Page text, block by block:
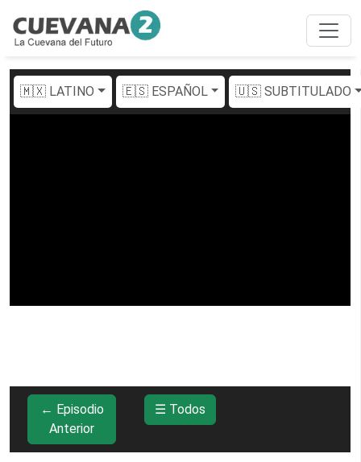
🇲🇽 LATINO 🇪🇸 ESPAÑOL 🇺🇸 SUBTITULADO
← Episodio
Anterior
☰ Todos